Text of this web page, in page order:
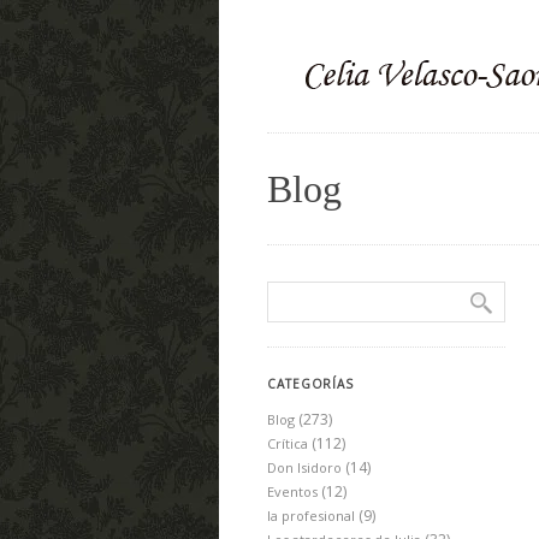
Blog
CATEGORÍAS
Blog (273)
Crítica (112)
Don Isidoro (14)
Eventos (12)
la profesional (9)